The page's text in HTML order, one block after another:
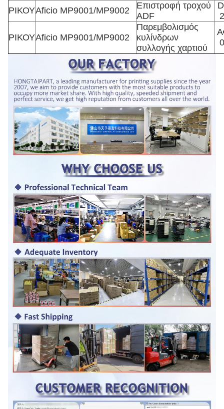
ΡΙΚΟΥAficio MP9001/MP9002
Επιστροφή τροχού
ADF
ΡΙΚΟΥAficio MP9001/MP9002
Παρεμβολισμός
κυλίνδρων
συλλογής χαρτιού